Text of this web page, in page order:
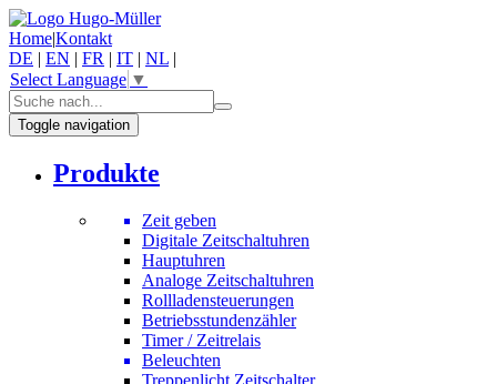
Home|Kontakt
DE | EN | FR | IT | NL |
Select Language ▼
Toggle navigation
Produkte
Zeit geben
Digitale Zeitschaltuhren
Hauptuhren
Analoge Zeitschaltuhren
Rollladensteuerungen
Betriebsstundenzähler
Timer / Zeitrelais
Beleuchten